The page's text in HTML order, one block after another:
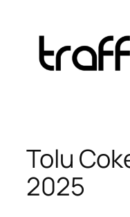
content
Tolu
2025